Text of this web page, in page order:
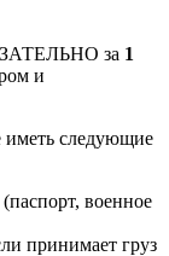
за 1
и
иметь следующие
военное
принимает груз